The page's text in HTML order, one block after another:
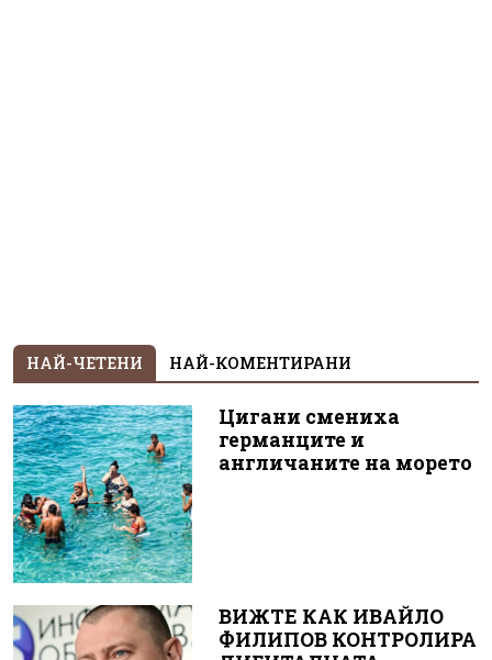
НАЙ-ЧЕТЕНИ НАЙ-КОМЕНТИРАНИ
Цигани смениха
германците и
англичаните на морето
ВИЖТЕ КАК ИВАЙЛО
ФИЛИПОВ КОНТРОЛИРА